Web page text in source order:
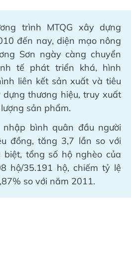
trình MTQG xây dựng
đến nay, diện mạo nông
Sơn ngày càng chuyển
tế phát triển khá, hình
liên kết sản xuất và tiêu
thương hiệu, truy xuất
sản phẩm.
bình quân đầu người
đồng, tăng 3,7 lần so với
tổng số hộ nghèo của
hộ/35.191 hộ, chiếm tỷ lệ
so với năm 2011.